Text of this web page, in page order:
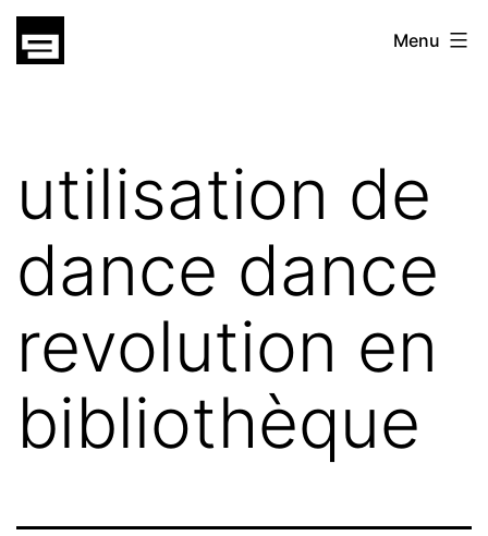
Skip
gatsu
Menu
utilisation de
dance dance
revolution en
bibliothèque